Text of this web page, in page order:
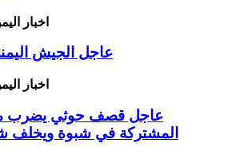
اخبار
عاجل الجيش
اخبار
عاجل قصف حوثي يضرب
المشتركة في شبوة ويخلف